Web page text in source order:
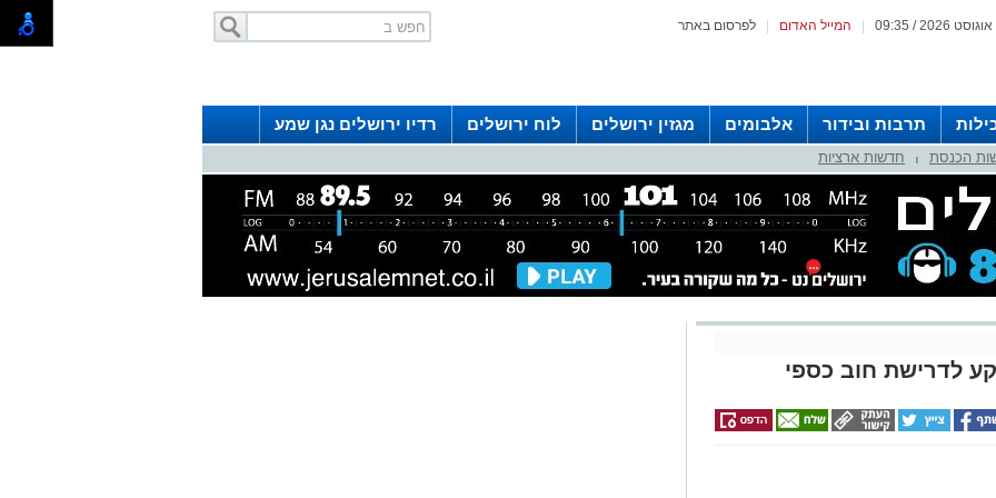
לפרסום באתר המייל האדום
תרבות ובידור אלבומים מגזין ירושלים לוח ירושלים
רדיו ירושלים נגן שמע
רדיו ירושלים
הכנסת חדשות ארציות
לדרישת חוב כספי